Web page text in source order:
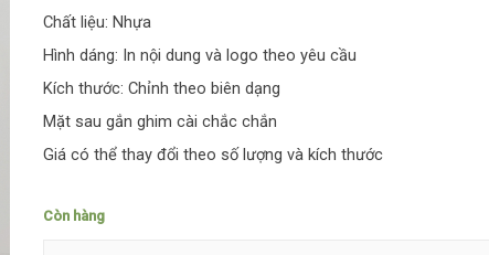
Chất liệu: Nhựa
Hình dáng: In nội dung và logo theo yêu cầu
Kích thước: Chỉnh theo biên dạng
Mặt sau gắn ghim cài chắc chắn
Giá có thể thay đổi theo số lượng và kích thước
Còn hàng